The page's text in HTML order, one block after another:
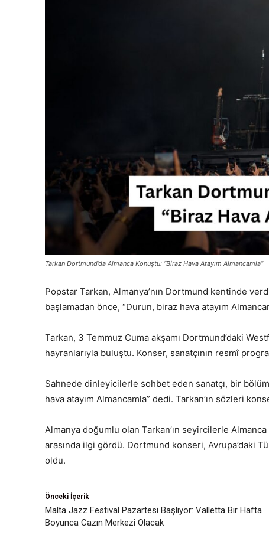
Tarkan Dortmund’da Almanca Konuştu: “Biraz Hava Atayım Almancamla”
Popstar Tarkan, Almanya’nın Dortmund kentinde
başlamadan önce, “Durun, biraz hava atayım
Tarkan, 3 Temmuz Cuma akşamı Dortmund’daki
hayranlarıyla buluştu. Konser, sanatçının resmî
Sahnede dinleyicilerle sohbet eden sanatçı, bir
hava atayım Almancamla” dedi. Tarkan’ın sözleri
Almanya doğumlu olan Tarkan’ın seyircilerle
arasında ilgi gördü. Dortmund konseri, Avrupa’daki
oldu.
Önceki İçerik
Malta Jazz Festival Pazartesi Başlıyor: Valletta Bir Hafta
Boyunca Cazın Merkezi Olacak